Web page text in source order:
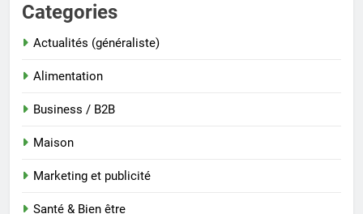
Categories
Actualités (généraliste)
Alimentation
Business / B2B
Maison
Marketing et publicité
Santé & Bien être